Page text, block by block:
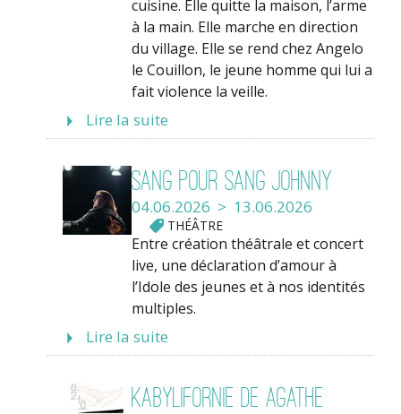
cuisine. Elle quitte la maison, l’arme
à la main. Elle marche en direction
du village. Elle se rend chez Angelo
le Couillon, le jeune homme qui lui a
fait violence la veille.
Lire la suite
Sang pour sang Johnny
04.06.2026 > 13.06.2026
THÉÂTRE
Entre création théâtrale et concert
live, une déclaration d’amour à
l’Idole des jeunes et à nos identités
multiples.
Lire la suite
Kabylifornie de Agathe